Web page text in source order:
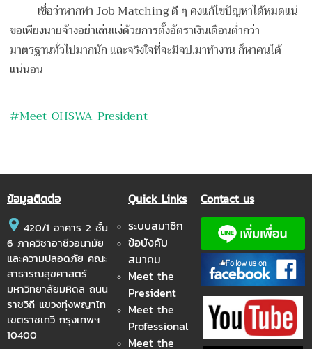
เชื่อว่าหากทำ Job Matching ดี ๆ คงแก้ไขปัญหาได้หมดแน่
ขอเพียงนายจ้างอย่าเล่นแง่ด้วยการตั้งอัตราเงินเดือนต่ำกว่า
มาตรฐานทั่วไปมากนัก และจริงใจที่จะมีจป.มาทำงาน ก็หาคนได้
แน่นอน
#Meet_OHSWA_President
ข้อมูลติดต่อ
420/1 อาคาร 2 ชั้น
6 ภาควิชาอาชีวอนามัย
และความปลอดภัย คณะ
สาธารณสุขศาสตร์
มหาวิทยาลัยมหิดล ถนน
ราชวิถี แขวงทุ่งพญาไท
เขตราชเทวี กรุงเทพฯ
10400
Quick Links
ระบบสมาชิก
ข้อบังคับ
สมาคม
Meet the
President
Meet the
Professional
Meet the
Contact us